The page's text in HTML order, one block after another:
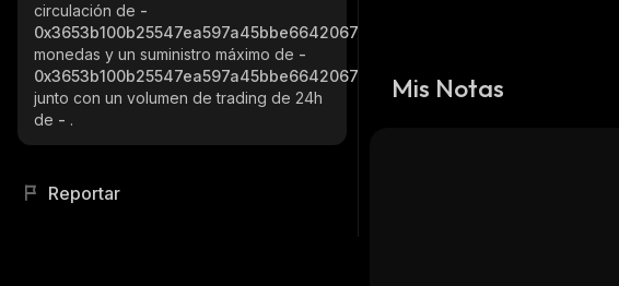
circulación de -
0x3653b100b25547ea597a45bbe6642067b8fff631_binance_smart
monedas y un suministro máximo de -
0x3653b100b25547ea597a45bbe6642067b8fff631_binance_smart
junto con un volumen de trading de 24h
de - .
Reportar
Mis Notas